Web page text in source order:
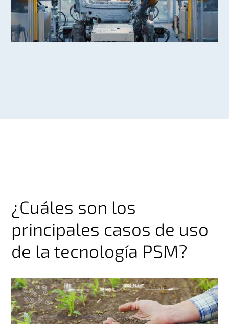
¿Cuáles son los
principales casos de uso
de la tecnología PSM?